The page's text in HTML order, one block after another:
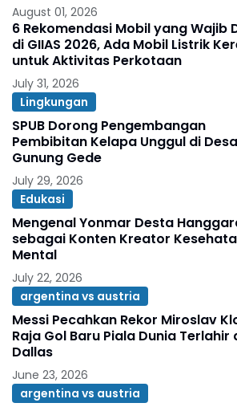
August 01, 2026
6 Rekomendasi Mobil yang Wajib
di GIIAS 2026, Ada Mobil Listrik
untuk Aktivitas Perkotaan
July 31, 2026
Lingkungan
SPUB Dorong Pengembangan
Pembibitan Kelapa Unggul di Desa
Gunung Gede
July 29, 2026
Edukasi
Mengenal Yonmar Desta
sebagai Konten Kreator
Mental
July 22, 2026
argentina vs austria
Messi Pecahkan Rekor Miroslav
Raja Gol Baru Piala Dunia Terlahir
Dallas
June 23, 2026
argentina vs austria